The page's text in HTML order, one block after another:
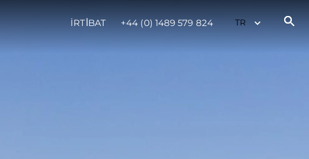
İRTİBAT +44 (0) 1489 579 824